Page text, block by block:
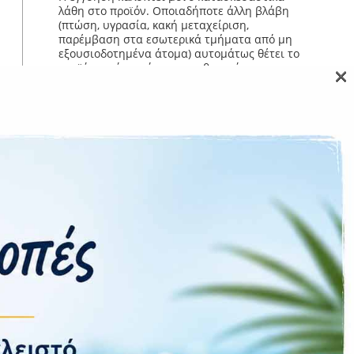
λάθη στο προϊόν. Οποιαδήποτε άλλη βλάβη
(πτώση, υγρασία, κακή μεταχείριση,
παρέμβαση στα εσωτερικά τμήματα από μη
εξουσιοδοτημένα άτομα) αυτομάτως θέτει το
προϊόν εκτός εγγύησης και θα υπάρχει
κατάσταση
×